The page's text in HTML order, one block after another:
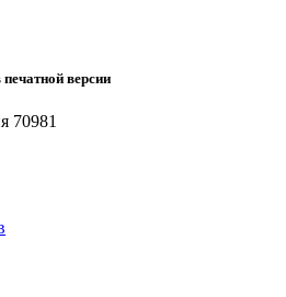
версии
70981